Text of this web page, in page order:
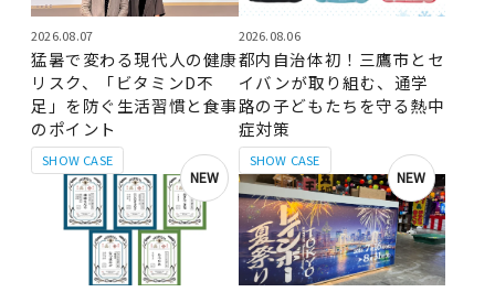
SHOW CASE
2026.08.07
猛暑で変わる現代人の健康
リスク、「ビタミンD不
足」を防ぐ生活習慣と食事
のポイント
SHOW CASE
2026.08.06
都内自治体初！三鷹市とセ
イバンが取り組む、通学
路の子どもたちを守る熱中
症対策
NEW NEW